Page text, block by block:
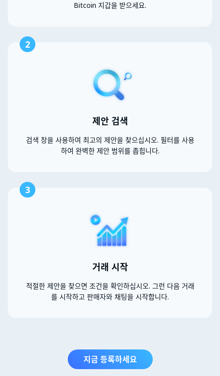
Bitcoin 지갑을 받으세요.
2
제안 검색
검색 창을 사용하여 최고의 제안을 찾으십시오. 필터를 사용
하여 완벽한 제안 범위를 좁힙니다.
3
거래 시작
적절한 제안을 찾으면 조건을 확인하십시오. 그런 다음 거래
를 시작하고 판매자와 채팅을 시작합니다.
지금 등록하세요